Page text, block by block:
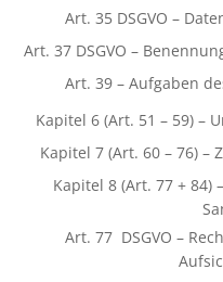
Art. 35 DSGVO –
Art. 37 DSGVO –
Art. 39 – Aufgaben
Kapitel 6 (Art. 51 – 59) –
Kapitel 7 (Art. 60 – 76) –
Kapitel 8 (Art. 77 + 84)
Art. 77 DSGVO –